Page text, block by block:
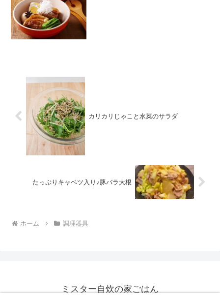
カリカリじゃこと水菜のサラダ
たっぷりキャベツ入り♪豚バラ大根
ホーム 調理器具
ミスター自炊の家ごはん